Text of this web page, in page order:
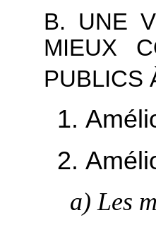
B. UNE
MIEUX
PUBLICS
1.
2.
a) Les